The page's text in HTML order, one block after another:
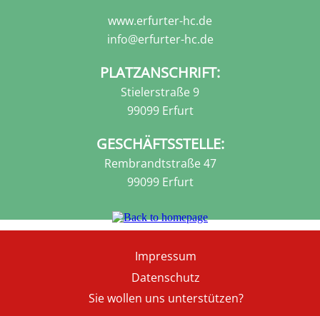
PLATZANSCHRIFT:
Stielerstraße 9
99099 Erfurt
www.erfurter-hc.de
info@erfurter-hc.de
GESCHÄFTSSTELLE:
Rembrandtstraße 47
99099 Erfurt
Impressum
Datenschutz
Sie wollen uns unterstützen?